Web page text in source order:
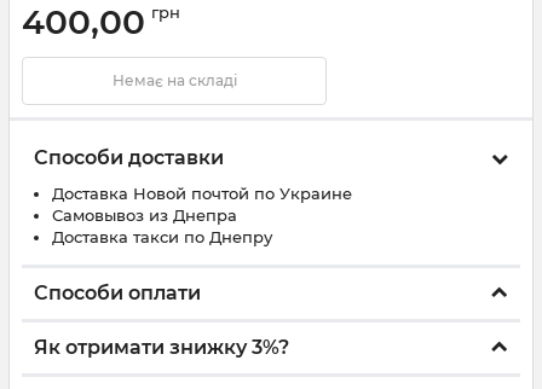
400,00 грн
Немає на складі
Способи доставки
Доставка Новой почтой по Украине
Самовывоз из Днепра
Доставка такси по Днепру
Способи оплати
Як отримати знижку 3%?